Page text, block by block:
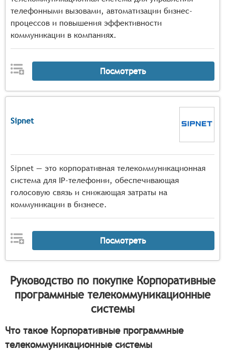
телефонными вызовами, автоматизации бизнес-
процессов и повышения эффективности
коммуникации в компаниях.
Посмотреть
Sipnet
Sipnet — это корпоративная телекоммуникационная
система для IP-телефонии, обеспечивающая
голосовую связь и снижающая затраты на
коммуникации в бизнесе.
Посмотреть
Руководство по покупке Корпоративные
программные телекоммуникационные
системы
Что такое Корпоративные программные
телекоммуникационные системы